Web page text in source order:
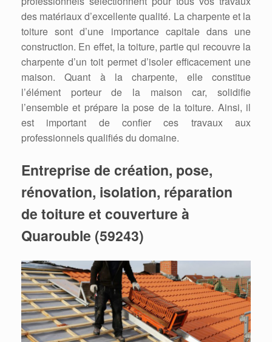
des matériaux d’excellente qualité. La charpente et la
toiture sont d’une importance capitale dans une
construction. En effet, la toiture, partie qui recouvre la
charpente d’un toit permet d’isoler efficacement une
maison. Quant à la charpente, elle constitue
l’élément porteur de la maison car, solidifie
l’ensemble et prépare la pose de la toiture. Ainsi, il
est important de confier ces travaux aux
professionnels qualifiés du domaine.
Entreprise de création, pose,
rénovation, isolation, réparation
de toiture et couverture à
Quarouble (59243)